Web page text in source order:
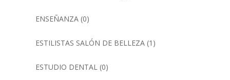
ENSEÑANZA(0)
ESTILISTAS SALÓN DE BELLEZA(1)
ESTUDIO DENTAL (0)